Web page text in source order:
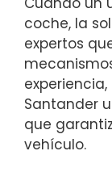
coche, la
expertos
Santander
que
vehículo.